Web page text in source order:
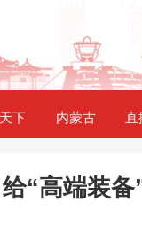
天下 内蒙古 直
“高端装备